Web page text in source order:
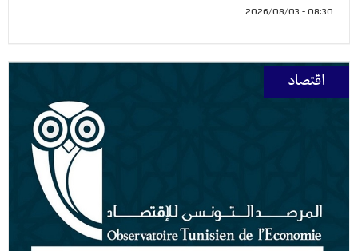
08:30 - 2026/08/03
اقتصاد